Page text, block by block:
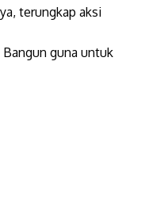
terungkap aksi
guna untuk